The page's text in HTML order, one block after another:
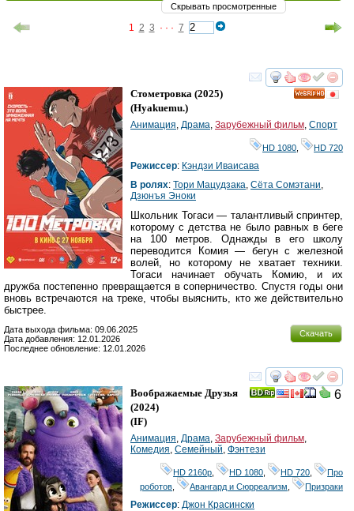
Скрывать просмотренные
1 2 3 · · · 7
смотреть
Стометровка (2025)
(Hyakuemu.)
Анимация, Драма, Зарубежный фильм, Спорт
HD 1080 HD 720
Режиссер: Кэндзи Иваисава
В ролях: Тори Мацудзака, Сёта Сомэтани,
Дзюнъя Эноки
Школьник Тогаси — талантливый спринтер,
которому с детства не было равных в беге
на 100 метров. Однажды в его школу
переводится Комия — бегун с железной
волей, но которому не хватает техники.
Тогаси начинает обучать Комию, и их
дружба постепенно превращается в соперничество. Спустя годы они
вновь встречаются на треке, чтобы выяснить, кто же действительно
быстрее.
Скачать
Дата выхода фильма: 09.06.2025
Дата добавления: 12.01.2026
Последнее обновление: 12.01.2026
смотреть
6
Воображаемые Друзья
(2024)
(IF)
Анимация Драма Зарубежный фильм
Комедия Семейный Фэнтези
HD 2160р HD 1080 HD 720
Про
роботов
Авангард и Сюрреализм Призраки
Режиссер: Джон Красински